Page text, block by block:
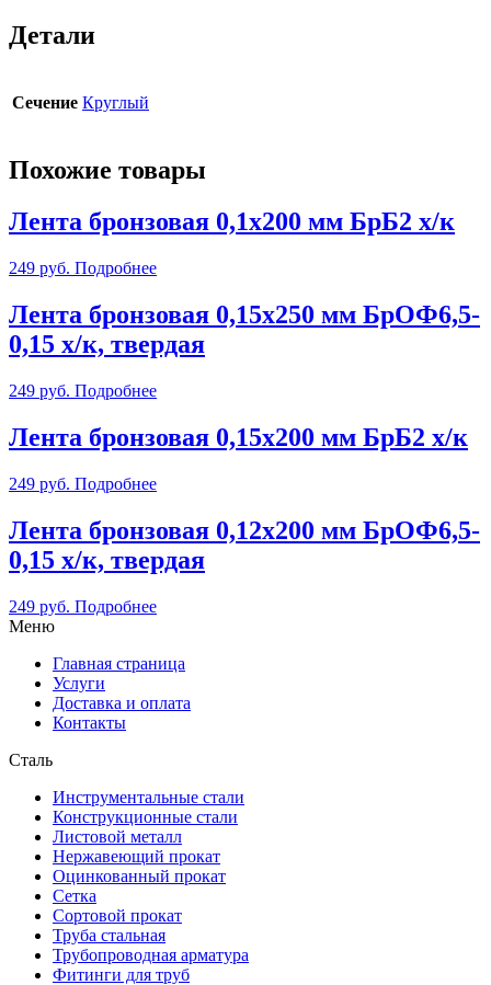
Детали
Сечение Круглый
Похожие товары
Лента бронзовая 0,1х200 мм БрБ2 х/к
249 руб. Подробнее
Лента бронзовая 0,15х250 мм БрОФ6,5-
0,15 х/к, твердая
249 руб. Подробнее
Лента бронзовая 0,15х200 мм БрБ2 х/к
249 руб. Подробнее
Лента бронзовая 0,12х200 мм БрОФ6,5-
0,15 х/к, твердая
249 руб. Подробнее
Меню
Главная страница
Услуги
Доставка и оплата
Контакты
Сталь
Инструментальные стали
Конструкционные стали
Листовой металл
Нержавеющий прокат
Оцинкованный прокат
Сетка
Сортовой прокат
Труба стальная
Трубопроводная арматура
Фитинги для труб